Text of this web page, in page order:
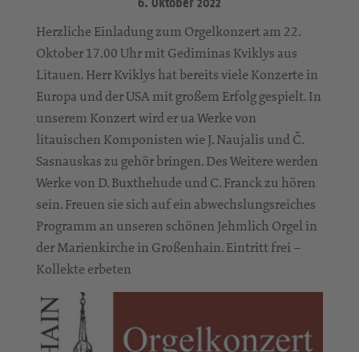
Herzliche Einladung zum Orgelkonzert am 22.
Oktober 17.00 Uhr mit Gediminas Kviklys aus
Litauen. Herr Kviklys hat bereits viele Konzerte in
Europa und der USA mit großem Erfolg gespielt. In
unserem Konzert wird er ua Werke von
litauischen Komponisten wie J. Naujalis und Č.
Sasnauskas zu gehör bringen. Des Weitere werden
Werke von D. Buxthehude und C. Franck zu hören
sein. Freuen sie sich auf ein abwechslungsreiches
Programm an unseren schönen Jehmlich Orgel in
der Marienkirche in Großenhain. Eintritt frei –
Kollekte erbeten